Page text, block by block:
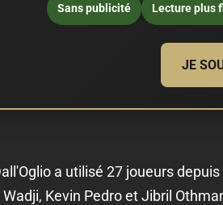
Sans publicité Lecture plus
JE
a utilisé 27 joueurs
Kevin Pedro et Jibril